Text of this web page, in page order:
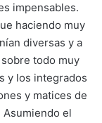
impensables.
haciendo muy
diversas y a
todo muy
y los integrados
y matices de
Asumiendo el